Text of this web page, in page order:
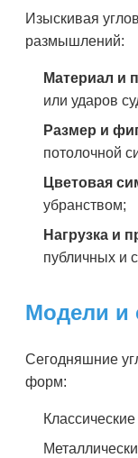
Изыскивая
размышлений:
Материал и
или ударов
Размер и
потолочной
Цветовая
убранством;
Нагрузка и
публичных и
Модели и
Сегодняшние
форм: